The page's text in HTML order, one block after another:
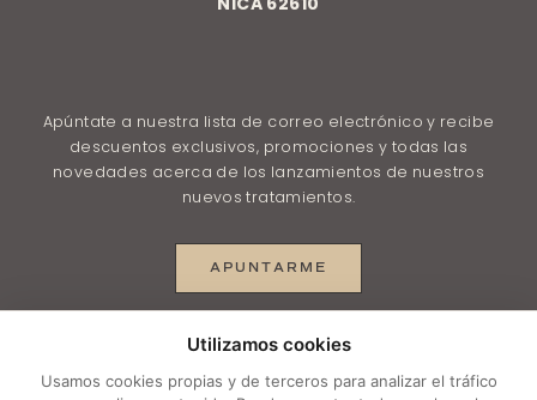
Apúntate a nuestra lista de correo electrónico y recibe
descuentos exclusivos, promociones y todas las
novedades acerca de los lanzamientos de nuestros
nuevos tratamientos.
APUNTARME
© 2025 depilacionlasermalaga.net | Aviso legal–
Utilizamos cookies
Usamos cookies propias y de terceros para analizar el tráfico